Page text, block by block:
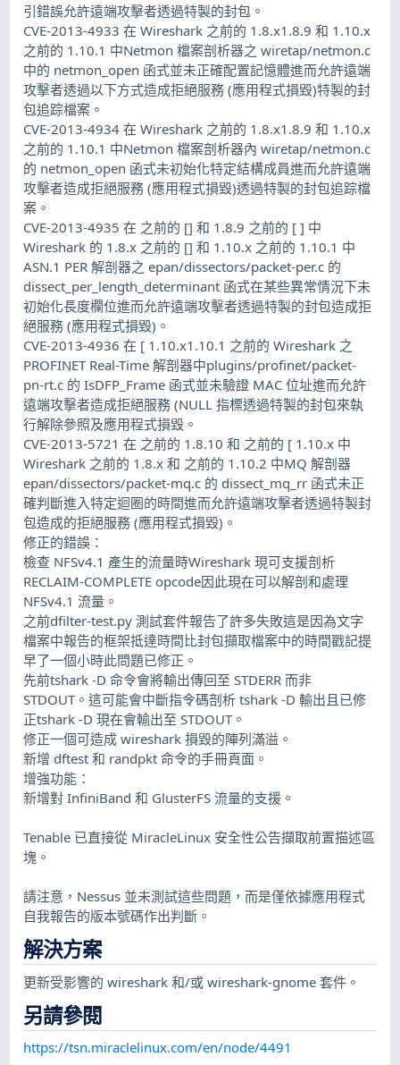
引錯誤允許遠端攻擊者透過特製的封包。
CVE-2013-4933 在 Wireshark 之前的 1.8.x1.8.9 和 1.10.x
之前的 1.10.1 中Netmon 檔案剖析器之 wiretap/netmon.c
中的 netmon_open 函式並未正確配置記憶體進而允許遠端
攻擊者透過以下方式造成拒絕服務 (應用程式損毀)特製的封
包追踪檔案。
CVE-2013-4934 在 Wireshark 之前的 1.8.x1.8.9 和 1.10.x
之前的 1.10.1 中Netmon 檔案剖析器內 wiretap/netmon.c
的 netmon_open 函式未初始化特定結構成員進而允許遠端
攻擊者造成拒絕服務 (應用程式損毀)透過特製的封包追踪檔
案。
CVE-2013-4935 在 之前的 [] 和 1.8.9 之前的 [ ] 中
Wireshark 的 1.8.x 之前的 [] 和 1.10.x 之前的 1.10.1 中
ASN.1 PER 解剖器之 epan/dissectors/packet-per.c 的
dissect_per_length_determinant 函式在某些異常情況下未
初始化長度欄位進而允許遠端攻擊者透過特製的封包造成拒
絕服務 (應用程式損毀)。
CVE-2013-4936 在 [ 1.10.x1.10.1 之前的 Wireshark 之
PROFINET Real-Time 解剖器中plugins/profinet/packet-
pn-rt.c 的 IsDFP_Frame 函式並未驗證 MAC 位址進而允許
遠端攻擊者造成拒絕服務 (NULL 指標透過特製的封包來執
行解除參照及應用程式損毀。
CVE-2013-5721 在 之前的 1.8.10 和 之前的 [ 1.10.x 中
Wireshark 之前的 1.8.x 和 之前的 1.10.2 中MQ 解剖器
epan/dissectors/packet-mq.c 的 dissect_mq_rr 函式未正
確判斷進入特定迴圈的時間進而允許遠端攻擊者透過特製封
包造成的拒絕服務 (應用程式損毀)。
修正的錯誤：
檢查 NFSv4.1 產生的流量時Wireshark 現可支援剖析
RECLAIM-COMPLETE opcode因此現在可以解剖和處理
NFSv4.1 流量。
之前dfilter-test.py 測試套件報告了許多失敗這是因為文字
檔案中報告的框架抵達時間比封包擷取檔案中的時間戳記提
早了一個小時此問題已修正。
先前tshark -D 命令會將輸出傳回至 STDERR 而非
STDOUT。這可能會中斷指令碼剖析 tshark -D 輸出且已修
正tshark -D 現在會輸出至 STDOUT。
修正一個可造成 wireshark 損毀的陣列滿溢。
新增 dftest 和 randpkt 命令的手冊頁面。
增強功能：
新增對 InfiniBand 和 GlusterFS 流量的支援。
Tenable 已直接從 MiracleLinux 安全性公告擷取前置描述區
塊。
請注意，Nessus 並未測試這些問題，而是僅依據應用程式
自我報告的版本號碼作出判斷。
解決方案
更新受影響的 wireshark 和/或 wireshark-gnome 套件。
另請參閱
https://tsn.miraclelinux.com/en/node/4491